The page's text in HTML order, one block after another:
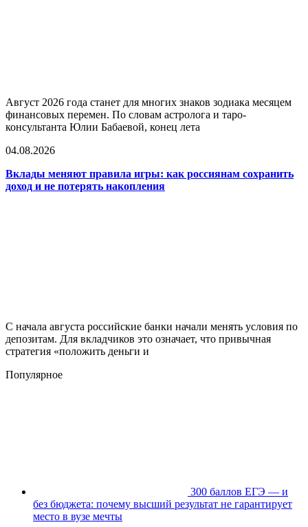
Август 2026 года станет для многих знаков зодиака месяцем
финансовых перемен. По словам астролога и таро-
консультанта Юлии Бабаевой, конец лета
04.08.2026
Вклады меняют правила игры: как россиянам сохранить
доход и не потерять накопления
С начала августа российские банки начали менять условия по
депозитам. Для вкладчиков это означает, что привычная
стратегия «положить деньги и
Популярное
300 баллов ЕГЭ — и
без бюджета: почему высший результат не гарантирует
место в вузе мечты